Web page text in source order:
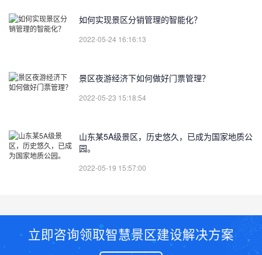
如何实现景区分销管理的智能化？
2022-05-24 16:16:13
景区夜游经济下如何做好门票管理？
2022-05-23 15:18:54
山东某5A级景区，历史悠久，已成为国家地质公
园。
2022-05-19 15:57:00
立即咨询领取智慧景区建设解决方案